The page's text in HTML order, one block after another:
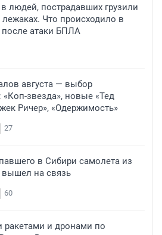
в людей, пострадавших грузили
Что происходило в
после атаки БПЛА
августа — выбор
«Коп-звезда», новые «Тед
Ричер», «Одержимость»
27
в Сибири самолета из
вышел на связь
60
ракетами и дронами по